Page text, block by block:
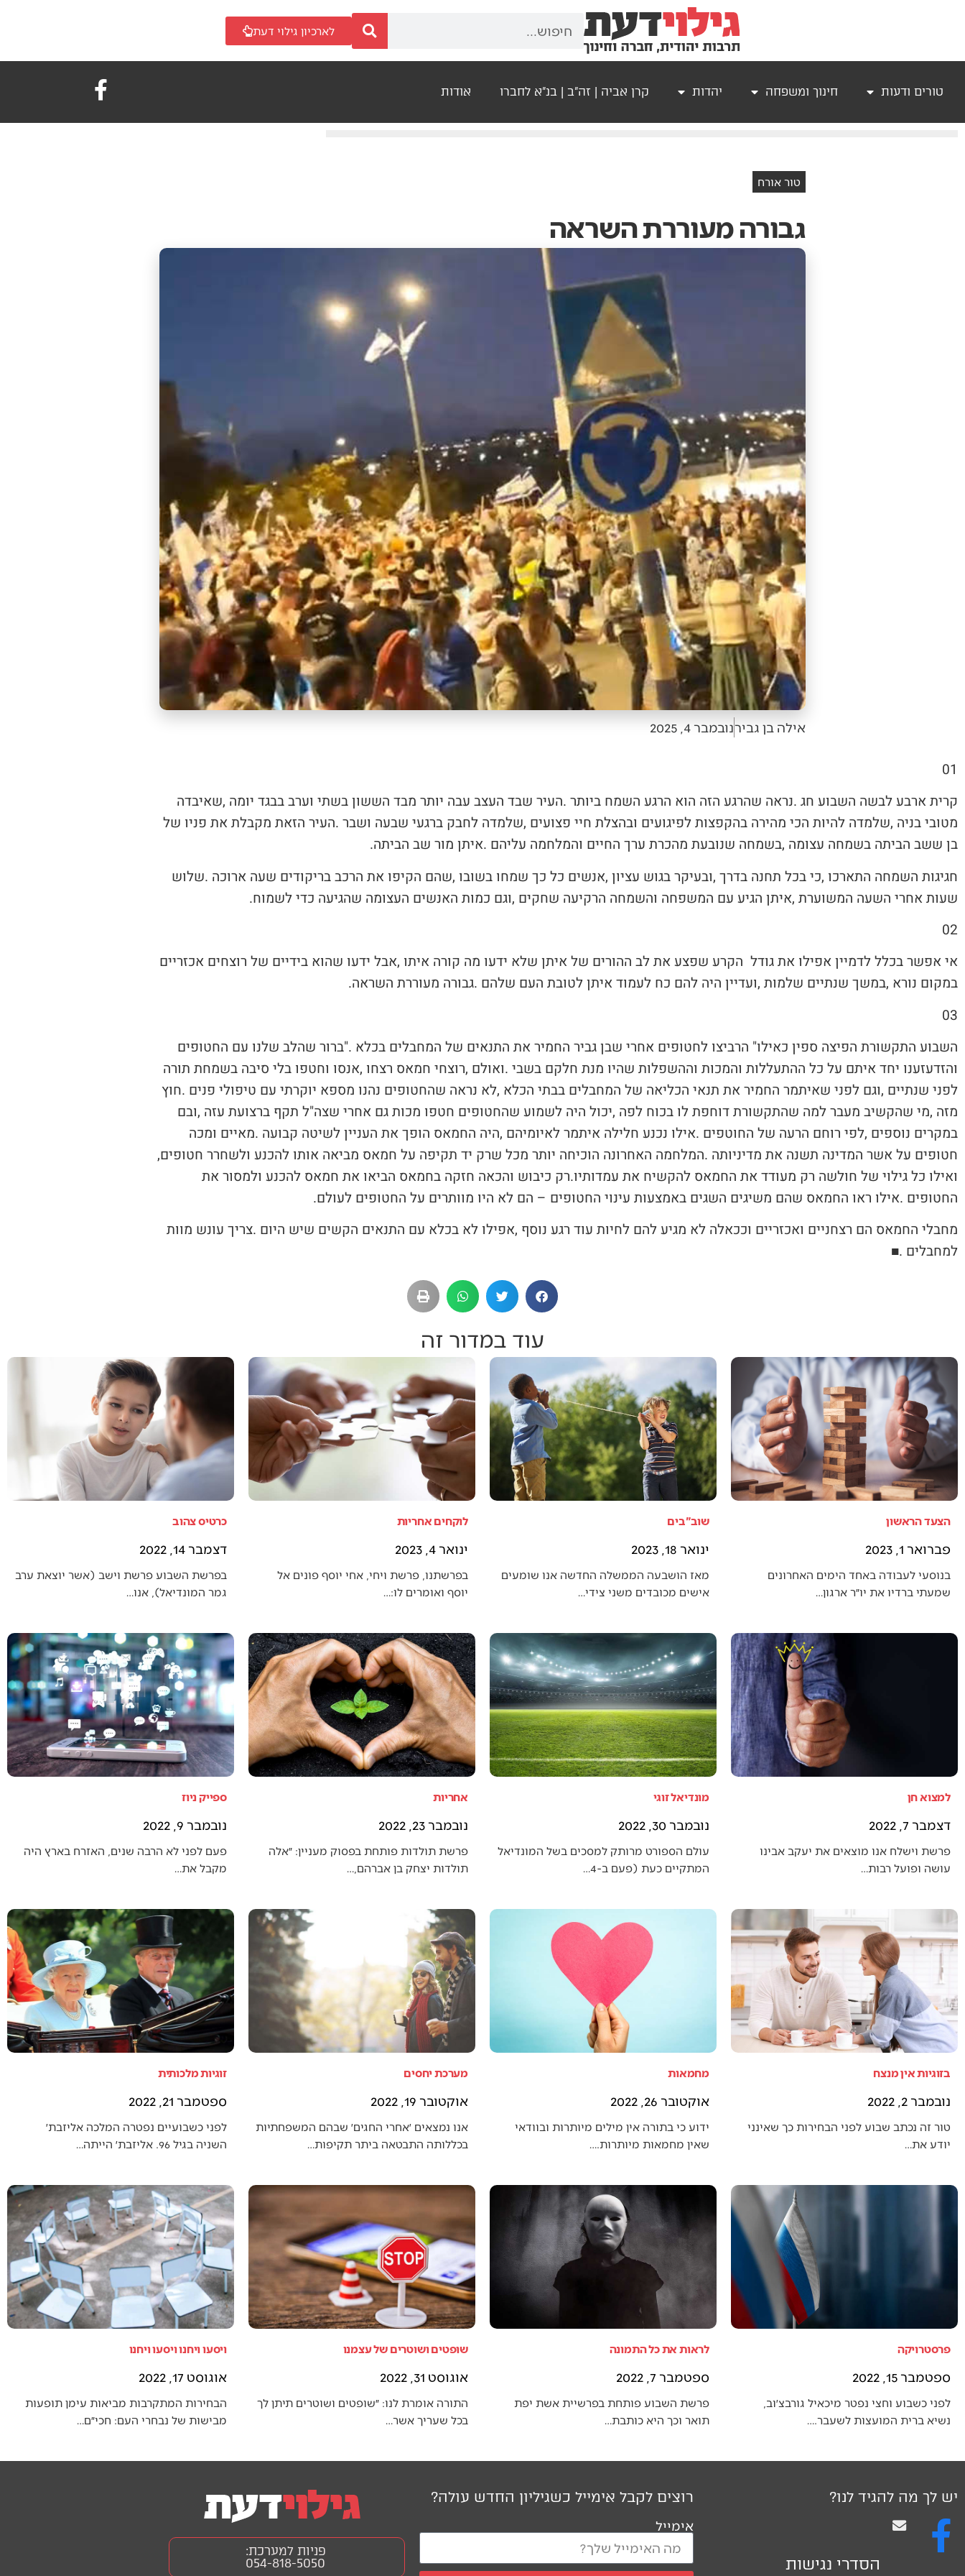
לארכיון גילוי דעת
טורים ודעות חינוך ומשפחה יהדות קרן אביה | זה"ב | בנ"א לחברו אודות
טור אורח
גבורה מעוררת השראה
אילה בן גבירנובמבר 4, 2025
01‭ ‬
‬בן‭ ‬ששב‭ ‬הביתה‭ ‬בשמחה‭ ‬עצומה‭, ‬בשמחה‭ ‬שנובעת‭ ‬מהכרת‭ ‬ערך‭ ‬החיים‭ ‬והמלחמה‭ ‬עליהם‭. ‬איתן‭ ‬מור‭ ‬שב‭ ‬הביתה‭.‬
‬שעות‭ ‬אחרי‭ ‬השעה‭ ‬המשוערת‭, ‬איתן‭ ‬הגיע‭ ‬עם‭ ‬המשפחה‭ ‬והשמחה‭ ‬הרקיעה‭ ‬שחקים‭, ‬וגם‭ ‬כמות‭ ‬האנשים‭ ‬העצומה‭ ‬שהגיעה‭ ‬כדי‭ ‬לשמוח‭. ‬
02‭ ‬
אי‭ ‬אפשר‭ ‬בכלל‭ ‬לדמיין‭ ‬אפילו‭ ‬את‭ ‬גודל‭
‬במקום‭ ‬נורא‭, ‬במשך‭ ‬שנתיים‭ ‬שלמות‭, ‬ועדיין‭ ‬היה‭ ‬להם‭ ‬כח‭ ‬לעמוד‭ ‬איתן‭ ‬לטובת‭ ‬העם‭ ‬שלהם‭. ‬גבורה‭ ‬מעוררת‭ ‬השראה‭.‬
03‭ ‬
‬חטופים‭ ‬על‭ ‬אשר‭ ‬המדינה‭ ‬תשנה‭ ‬את‭ ‬מדיניותה‭. ‬המלחמה‭ ‬האחרונה‭ ‬הוכיחה‭ ‬יותר‭ ‬מכל‭ ‬שרק‭ ‬יד‭ ‬תקיפה‭ ‬על‭ ‬חמאס‭ ‬מביאה‭ ‬אותו‭ ‬להכנע‭ ‬ולשחרר‭ ‬חטופים‭,
‬החטופים‭. ‬אילו‭ ‬ראו‭ ‬החמאס‭ ‬שהם‭ ‬משיגים‭ ‬השגים‭ ‬באמצעות‭ ‬עינוי‭ ‬החטופים‭ ‬‮–‬‭ ‬הם‭ ‬לא‭ ‬היו‭ ‬מוותרים‭ ‬על‭ ‬החטופים‭ ‬לעולם‭.‬
‬למחבלים‭. ‬ ■
עוד במדור זה
הצעד הראשון
פברואר 1, 2023
בנוסעי לעבודה באחד הימים האחרונים
שמעתי ברדיו את יו״ר ארגון…
שוב"בים
ינואר 18, 2023
מאז הושבעה הממשלה החדשה אנו שומעים
אישים מכובדים משני צידי…
לוקחים אחריות
ינואר 4, 2023
בפרשתנו, פרשת ויחי, אחי יוסף פונים אל
יוסף ואומרים לו:…
כרטיס צהוב
דצמבר 14, 2022
בפרשת השבוע פרשת וישב (אשר יוצאת ערב
גמר המונדיאל), אנו…
למצוא חן
דצמבר 7, 2022
פרשת וישלח אנו מוצאים את יעקב אבינו
עושה ופועל רבות…
מונדיאל זוגי
נובמבר 30, 2022
עולם הספורט מרותק למסכים בשל המונדיאל
המתקיים כעת (פעם ב-4…
אחריות
נובמבר 23, 2022
פרשת תולדות פותחת בפסוק מעניין: ״אלה
תולדות יצחק בן אברהם,…
ספייק ניוז
נובמבר 9, 2022
פעם לפני לא הרבה שנים, האזרח בארץ היה
מקבל את…
בזוגיות אין מנצח
נובמבר 2, 2022
טור זה נכתב שבוע לפני הבחירות כך שאינני
יודע את…
מחמאות
אוקטובר 26, 2022
ידוע כי בתורה אין מילים מיותרות ובוודאי
שאין מחמאות מיותרות.…
מערכת יחסים
אוקטובר 19, 2022
אנו נמצאים ׳אחרי החגים׳ שבהם המשפחתיות
בכללותה התבטאה ביתר תקיפות…
זוגיות מלכותית
ספטמבר 21, 2022
לפני כשבועיים נפטרה המלכה אליזבת׳
השניה בגיל 96. אליזבת׳ הייתה…
פרסטרויקה
ספטמבר 15, 2022
לפני כשבוע וחצי נפטר מיכאיל גורבצ׳וב,
נשיא ברית המועצות לשעבר.…
לראות את כל התמונה
ספטמבר 7, 2022
פרשת השבוע פותחת בפרשיית אשת יפת
תואר וכך היא כותבת…
שופטים ושוטרים של עצמנו
אוגוסט 31, 2022
התורה אומרת לנו: ״שופטים ושוטרים תיתן לך
בכל שעריך אשר…
ויסעו ויחנו ויסעו ויחנו
אוגוסט 17, 2022
הבחירות המתקרבות מביאות עימן תופעות
מבישות של נבחרי העם: חכי״ם…
יש לך מה להגיד לנו?
הסדרי נגישות
רוצים לקבל אימייל כשגיליון החדש עולה?
אימייל
פניות למערכת:
054-818-5050